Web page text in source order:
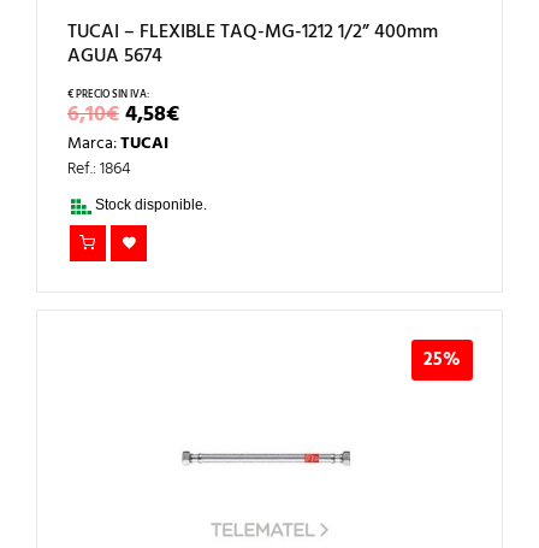
TUCAI – FLEXIBLE TAQ-MG-1212 1/2” 400mm
AGUA 5674
6,10€EL
PRECIO
ORIGINAL
ERA:
6,10€.
4,58€EL
PRECIO
4,58€.
Marca:TUCAI
Ref.: 1864
Stock disponible.
25%